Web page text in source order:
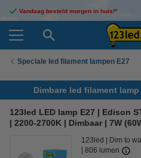
Vandaag besteld morgen in huis!*
Speciale led filament lampen E27
Dimbare led filament
123led LED lamp E27 | Edison
| 2200-2700K | Dimbaar | 7W
123led Dim to
806 lumen